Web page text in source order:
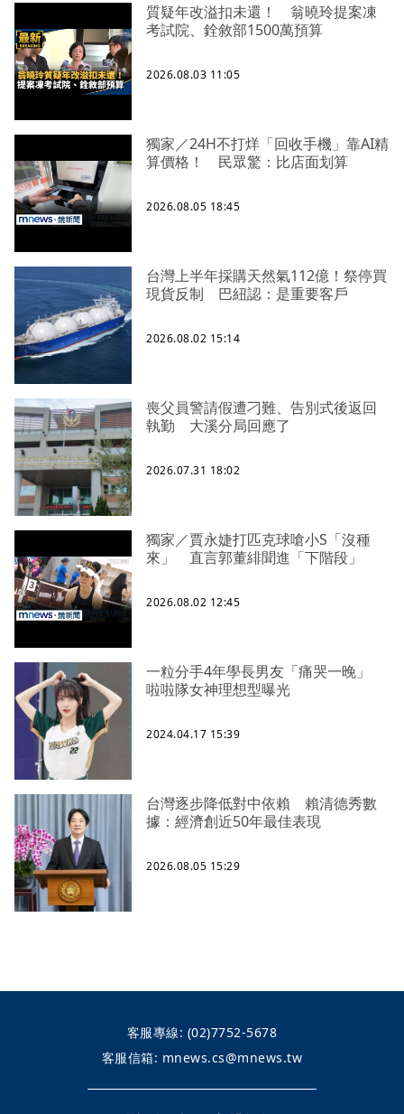
質疑年改溢扣未還！ 翁曉玲提案凍
考試院、銓敘部1500萬預算
2026.08.03 11:05
獨家／24H不打烊「回收手機」靠AI精
算價格！ 民眾驚：比店面划算
2026.08.05 18:45
台灣上半年採購天然氣112億！祭停買
現貨反制 巴紐認：是重要客戶
2026.08.02 15:14
喪父員警請假遭刁難、告別式後返回
執勤 大溪分局回應了
2026.07.31 18:02
獨家／賈永婕打匹克球嗆小S「沒種
來」 直言郭董緋聞進「下階段」
2026.08.02 12:45
一粒分手4年學長男友「痛哭一晚」
啦啦隊女神理想型曝光
2024.04.17 15:39
台灣逐步降低對中依賴 賴清德秀數
據：經濟創近50年最佳表現
2026.08.05 15:29
客服專線: (02)7752-5678
客服信箱: mnews.cs@mnews.tw